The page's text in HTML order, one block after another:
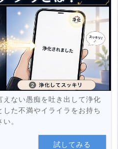
watch?v=***********
投稿する
ない愚痴を吐き出して浄化
た不満やイライラをお持ち
。
試してみる